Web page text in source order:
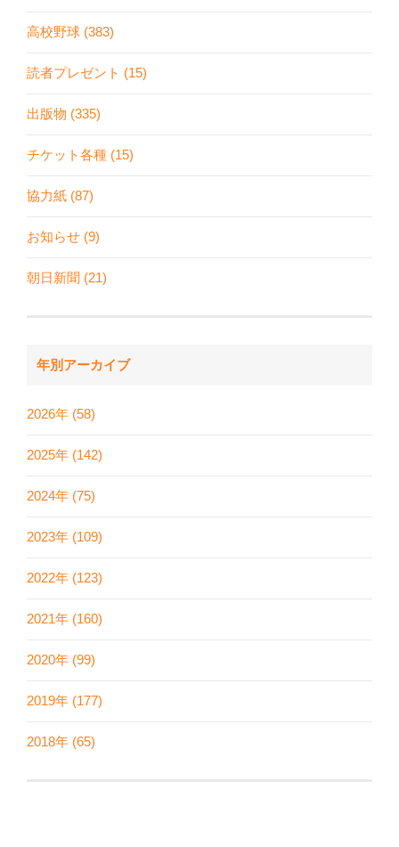
高校野球 (383)
読者プレゼント (15)
出版物 (335)
チケット各種 (15)
協力紙 (87)
お知らせ (9)
朝日新聞 (21)
年別アーカイブ
2026年 (58)
2025年 (142)
2024年 (75)
2023年 (109)
2022年 (123)
2021年 (160)
2020年 (99)
2019年 (177)
2018年 (65)